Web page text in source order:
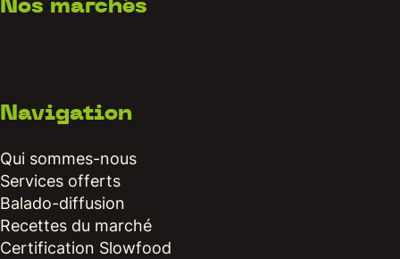
Nos marchés
Navigation
Qui sommes-nous
Services offerts
Balado-diffusion
Recettes du marché
Certification Slowfood